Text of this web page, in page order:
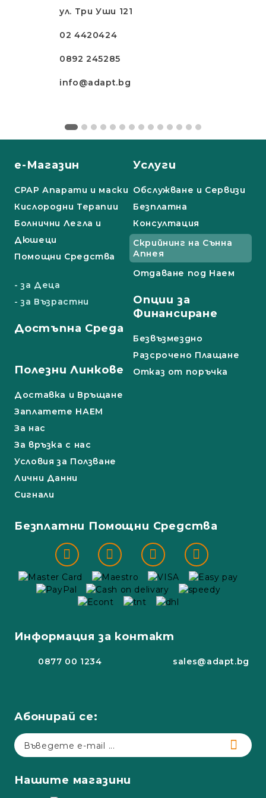
ул. Три Уши 121
02 4420424
0892 245285
info@adapt.bg
е-Магазин
СРАР Апарати и маски
Кислородни Терапии
Болнични Легла и
Дюшеци
Помощни Средства
- за Деца
- за Възрастни
Достъпна Среда
Услуги
Обслужване и Сервизи
Безплатна
Консултация
Скрийнинг на Сънна
Апнея
Отдаване под Наем
Опции за
Финансиране
Безвъзмездно
Разсрочено Плащане
Полезни Линкове
Доставка и Връщане
Заплатете НАЕМ
За нас
За връзка с нас
Условия за Ползване
Лични Данни
Сигнали
Отказ от поръчка
Безплатни Помощни Средства
Информация за контакт
0877 00 1234 sales@adapt.bg
Абонирай се:
Нашите магазини